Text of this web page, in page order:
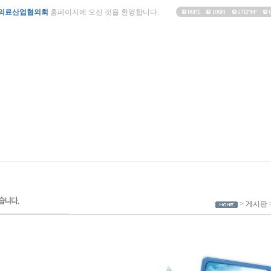
료산업협의회 홈페이지에 오신 것을 환영합니다.
> 게시판